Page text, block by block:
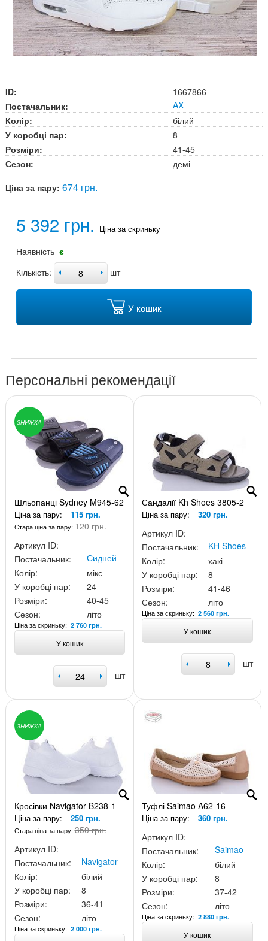
ID:
1667866
Постачальник:
AX
Колір:
білий
У коробці пар:
8
Розміри:
41-45
Сезон:
демі
Ціна за пару: 674 грн.
5 392 грн. Ціна за скриньку
Наявність є
Кількість:
шт
У кошик
Персональні рекомендації
ЗНИЖКА
Шльопанці Sydney M945-62
Ціна за пару: 115 грн.
Стара ціна за пару:120 грн.
Артикул ID:
Постачальник:
Сидней
Колір:
мікс
У коробці пар:
24
Розміри:
40-45
Сезон:
літо
Ціна за скриньку: 2 760 грн.
У кошик
шт
Сандалії Kh Shoes 3805-2
Ціна за пару: 320 грн.
Артикул ID:
Постачальник:
KH Shoes
Колір:
хакі
У коробці пар:
8
Розміри:
41-46
Сезон:
літо
Ціна за скриньку:2 560 грн.
У кошик
шт
ЗНИЖКА
Кросівки Navigator B238-1
Ціна за пару: 250 грн.
Стара ціна за пару:350 грн.
Артикул ID:
Постачальник:
Navigator
Колір:
білий
У коробці пар:
8
Розміри:
36-41
Сезон:
літо
Ціна за скриньку: 2 000 грн.
Туфлі Saimao A62-16
Ціна за пару: 360 грн.
Артикул ID:
Постачальник:
Saimao
Колір:
білий
У коробці пар:
8
Розміри:
37-42
Сезон:
літо
Ціна за скриньку:2 880 грн.
У кошик